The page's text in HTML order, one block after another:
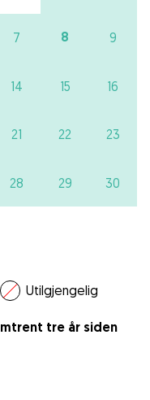
7 8 9
14 15 16
21 22 23
28 29 30
Utilgjengelig
tre år siden